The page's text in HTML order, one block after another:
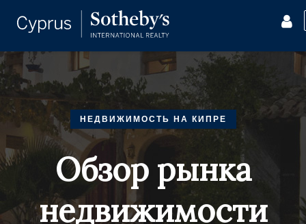
НЕДВИЖИМОСТЬ НА КИПРЕ
Обзор рынка
недвижимости